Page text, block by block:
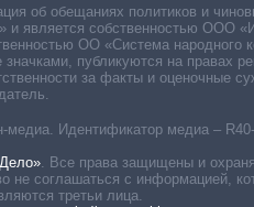
медиа. Идентификатор медиа –
Все права защищены и
не соглашаться с информацией,
третьи лица.
об обещаниях политиков и
является собственностью ООО
ОО «Система народного
публикуются на правах
за факты и оценочные